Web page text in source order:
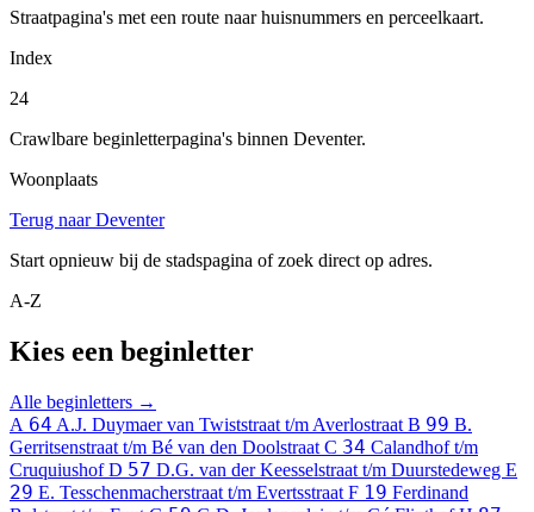
Straatpagina's met een route naar huisnummers en perceelkaart.
Index
24
Crawlbare beginletterpagina's binnen Deventer.
Woonplaats
Terug naar Deventer
Start opnieuw bij de stadspagina of zoek direct op adres.
A-Z
Kies een beginletter
Alle beginletters →
A 64 A.J. Duymaer van Twiststraat t/m Averlostraat B 99 B.
Gerritsenstraat t/m Bé van den Doolstraat C 34 Calandhof t/m
CruquiushofD 57 D.G. van der Keesselstraat t/m Duurstedeweg E
29 E. Tesschenmacherstraat t/m Evertsstraat F 19 Ferdinand